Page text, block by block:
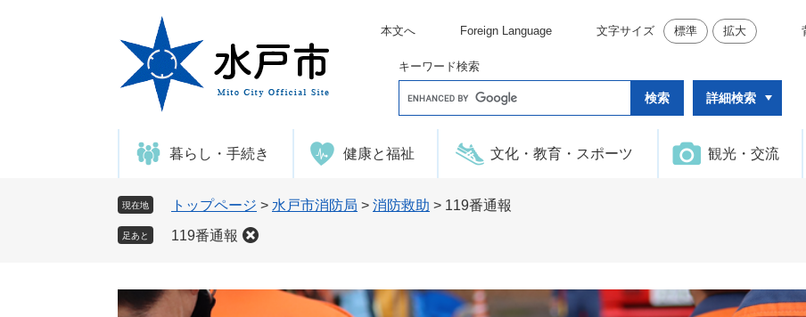
本文へ Foreign Language 文字サイズ 標準 拡大
キーワード検索
o
e
タ
ム
詳細検索
暮らし・手続き 健康と福祉 文化・教育・スポーツ 観光・交流
現在地 トップページ > 水戸市消防局 > 消防救助 > 119番通報
足あと 119番通報